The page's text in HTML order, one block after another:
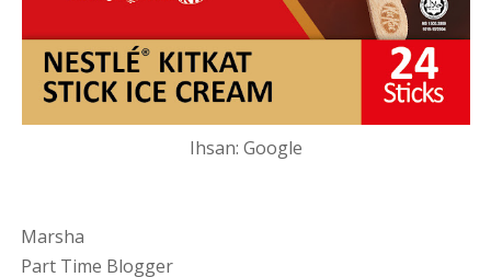
Ihsan: Google
Marsha
Part Time Blogger